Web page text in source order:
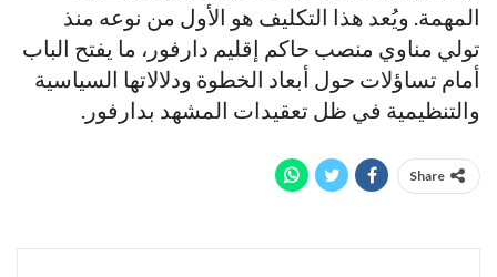
المهمة. ويُعد هذا التكليف هو الأول من نوعه منذ
تولي مناوي منصب حاكم إقليم دارفور، ما يفتح الباب
أمام تساؤلات حول أبعاد الخطوة ودلالاتها السياسية
والتنظيمية في ظل تعقيدات المشهد بدارفور.
Share